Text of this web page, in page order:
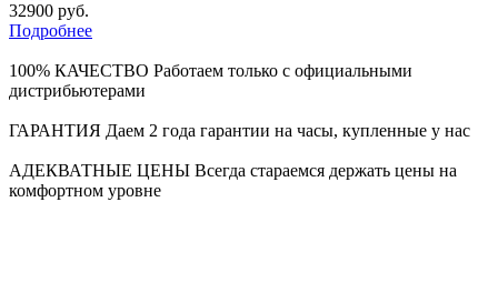
32900 руб.
Подробнее
100% КАЧЕСТВО Работаем только с официальными
дистрибьютерами
ГАРАНТИЯ Даем 2 года гарантии на часы, купленные у нас
АДЕКВАТНЫЕ ЦЕНЫ Всегда стараемся держать цены на
комфортном уровне